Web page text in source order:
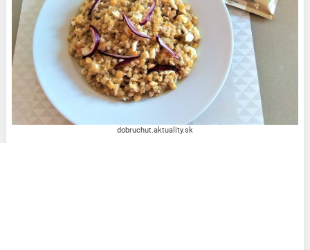
dobruchut.aktuality.sk